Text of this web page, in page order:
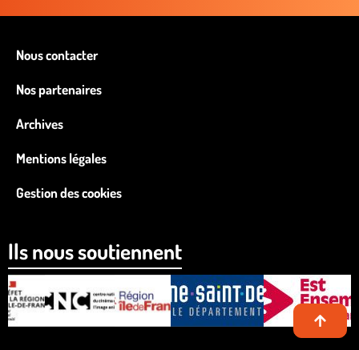
Nous contacter
Nos partenaires
Archives
Mentions légales
Gestion des cookies
Ils nous soutiennent